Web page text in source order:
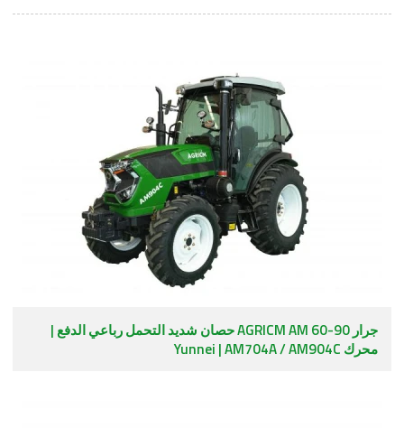
جرار AGRICM AM 60-90 حصان شديد التحمل رباعي الدفع |
محرك Yunnei | AM704A / AM904C